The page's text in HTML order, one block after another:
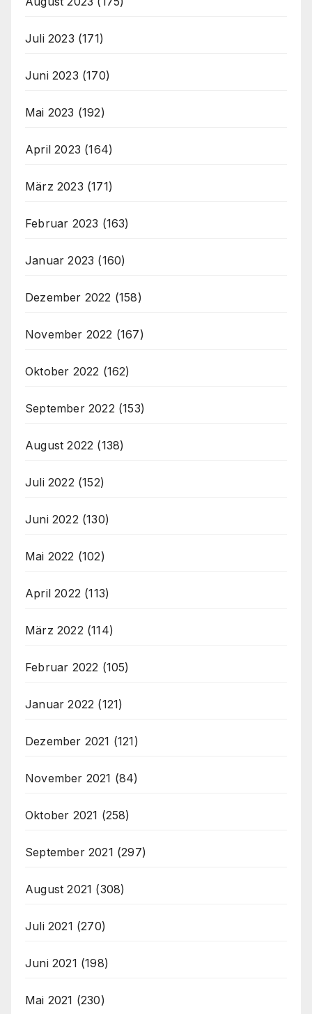
Juli 2023 (171)
Juni 2023 (170)
Mai 2023 (192)
April 2023 (164)
März 2023 (171)
Februar 2023 (163)
Januar 2023 (160)
Dezember 2022 (158)
November 2022 (167)
Oktober 2022 (162)
September 2022 (153)
August 2022 (138)
Juli 2022 (152)
Juni 2022 (130)
Mai 2022 (102)
April 2022 (113)
März 2022 (114)
Februar 2022 (105)
Januar 2022 (121)
Dezember 2021 (121)
November 2021 (84)
Oktober 2021 (258)
September 2021 (297)
August 2021 (308)
Juli 2021 (270)
Juni 2021 (198)
Mai 2021 (230)